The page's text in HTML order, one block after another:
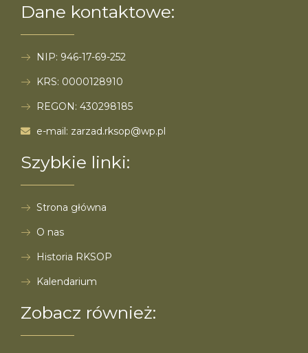
Dane kontaktowe:
NIP: 946-17-69-252
KRS: 0000128910
REGON: 430298185
e-mail: zarzad.rksop@wp.pl
Szybkie linki:
Strona główna
O nas
Historia RKSOP
Kalendarium
Zobacz również: